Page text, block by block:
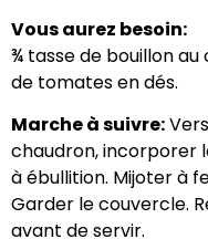
Vous aurez besoin:
¾ tasse de bouillon
de tomates en dés.
Marche à suivre:
chaudron, incorporer
à ébullition. Mijoter à
Garder le couvercle.
avant de servir.